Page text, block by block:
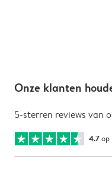
Onze klanten
5-sterren reviews van
4.7op